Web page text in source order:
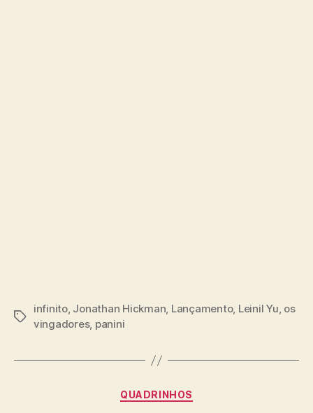
Tags
infinito, Jonathan Hickman, Lançamento, Leinil Yu, os
vingadores, panini
Categorias
QUADRINHOS